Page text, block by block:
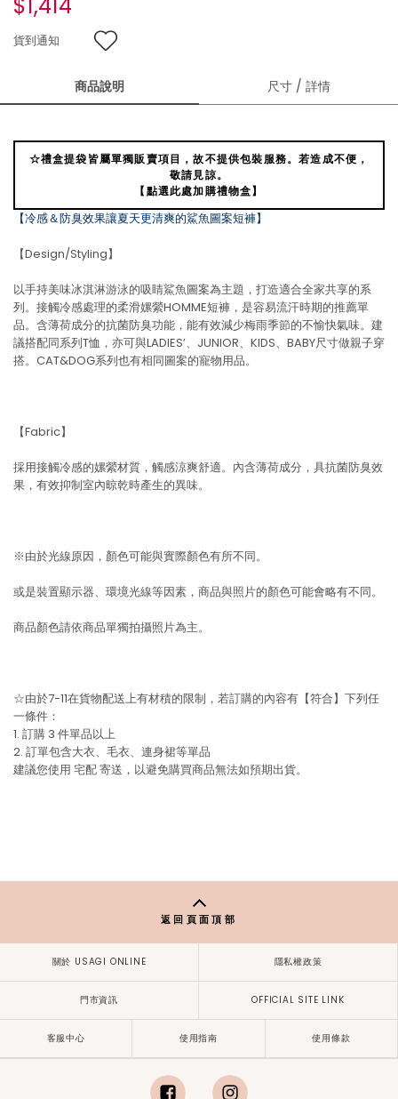
貨到通知
商品說明 尺寸 / 詳情
☆禮盒提袋皆屬單獨販賣項目，故不提供包裝服務。若造成不便，
敬請見諒。
【點選此處加購禮物盒】
【冷感＆防臭效果讓夏天更清爽的鯊魚圖案短褲】
【Design/Styling】
以手持美味冰淇淋游泳的吸睛鯊魚圖案為主題，打造適合全家共享的系
列。接觸冷感處理的柔滑嫘縈HOMME短褲，是容易流汗時期的推薦單
品。含薄荷成分的抗菌防臭功能，能有效減少梅雨季節的不愉快氣味。建
議搭配同系列T恤，亦可與LADIES’、JUNIOR、KIDS、BABY尺寸做親子穿
搭。CAT&DOG系列也有相同圖案的寵物用品。
【Fabric】
採用接觸冷感的嫘縈材質，觸感涼爽舒適。內含薄荷成分，具抗菌防臭效
果，有效抑制室內晾乾時產生的異味。
※由於光線原因，顏色可能與實際顏色有所不同。
或是裝置顯示器、環境光線等因素，商品與照片的顏色可能會略有不同。
商品顏色請依商品單獨拍攝照片為主。
☆由於7-11在貨物配送上有材積的限制，若訂購的內容有【符合】下列任
一條件：
1. 訂購 3 件單品以上
2. 訂單包含大衣、毛衣、連身裙等單品
建議您使用 宅配寄送，以避免購買商品無法如預期出貨。
返回頁面頂部
關於 USAGI ONLINE 隱私權政策
門市資訊 OFFICIAL SITE LINK
客服中心 使用指南 使用條款